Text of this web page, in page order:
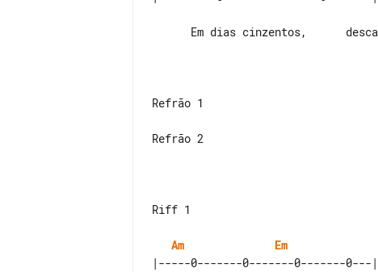
Refrão 1
Refrão 2
Riff 1
Am Em
|-----0-------0-------0-------